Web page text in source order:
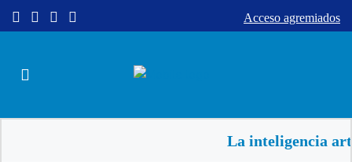
Acceso agremiados
La inteligencia